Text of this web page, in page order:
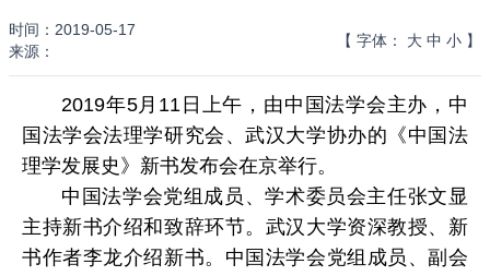
时间：2019-05-17
来源：
【 字体： 大 中 小 】
2019年5月11日上午，由中国法学会主办，中
国法学会法理学研究会、武汉大学协办的《中国法
理学发展史》新书发布会在京举行。
中国法学会党组成员、学术委员会主任张文显
主持新书介绍和致辞环节。武汉大学资深教授、新
书作者李龙介绍新书。中国法学会党组成员、副会